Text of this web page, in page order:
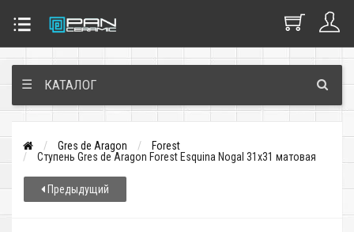
☰ КАТАЛОГ
Gres de Aragon
Forest
Ступень Gres de Aragon Forest Esquina Nogal 31x31 матовая
Предыдущий